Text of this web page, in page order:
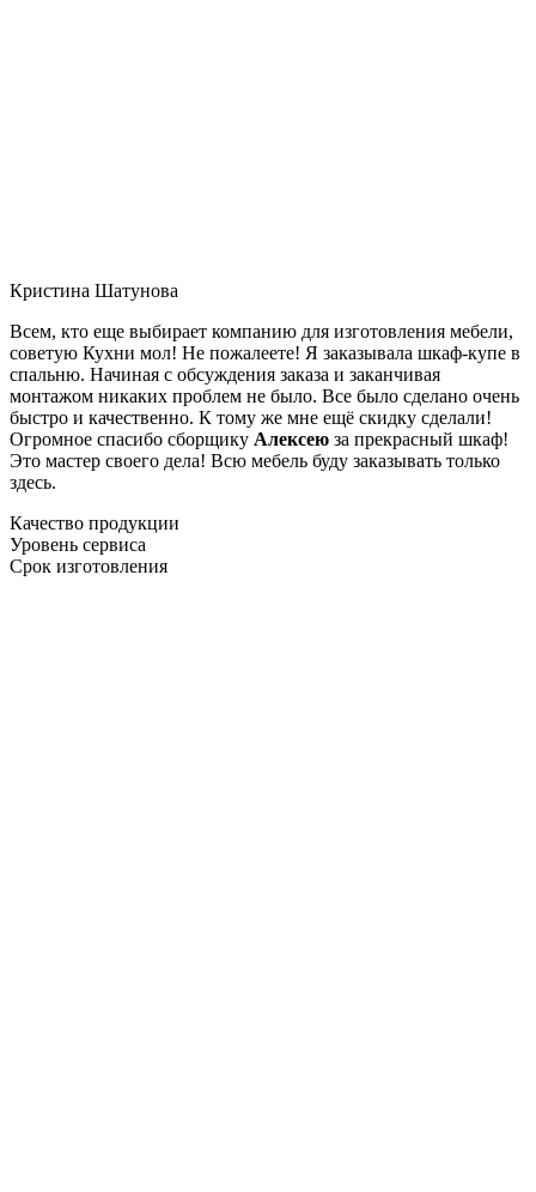
Кристина Шатунова
Всем, кто еще выбирает компанию для изготовления мебели,
советую Кухни мол! Не пожалеете! Я заказывала шкаф-купе в
спальню. Начиная с обсуждения заказа и заканчивая
монтажом никаких проблем не было. Все было сделано очень
быстро и качественно. К тому же мне ещё скидку сделали!
Огромное спасибо сборщику Алексею за прекрасный шкаф!
Это мастер своего дела! Всю мебель буду заказывать только
здесь.
Качество продукции
Уровень сервиса
Срок изготовления